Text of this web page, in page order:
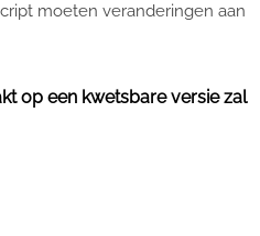
moeten veranderingen aan
op een kwetsbare versie zal